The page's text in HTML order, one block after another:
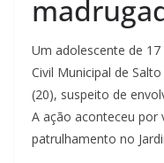
Um adolescente de
Civil Municipal de
(20), suspeito de
A ação aconteceu por
patrulhamento no